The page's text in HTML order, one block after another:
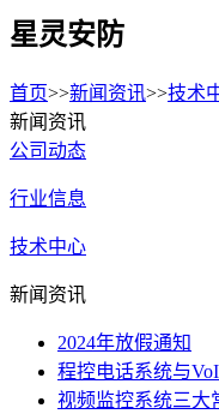
星灵安防
首页>>新闻资讯>>技术
新闻资讯
公司动态
行业信息
技术中心
新闻资讯
2024年放假通知
程控电话系统与
视频监控系统三大